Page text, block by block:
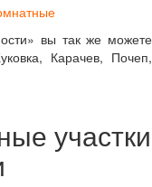
вы так же можете
Карачев, Почеп,
участки